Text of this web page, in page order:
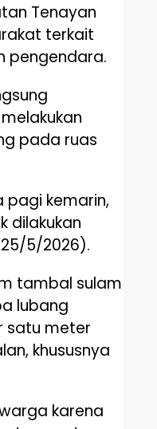
Tenayan
terkait
pengendara.
pada ruas
pagi kemarin,
dilakukan
5/2026).
tambal sulam
lubang
satu meter
khususnya
karena